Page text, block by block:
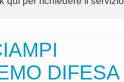
DIFESA